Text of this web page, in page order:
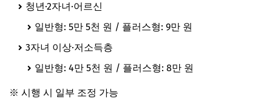
청년·2자녀·어르신
일반형: 5만 5천 원 / 플러스형: 9만 원
3자녀 이상·저소득층
일반형: 4만 5천 원 / 플러스형: 8만 원
※ 시행 시 일부 조정 가능